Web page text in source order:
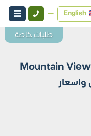
English
ماونتن فيو سيدي عبد الرحمن Mountain View
طلبات خاصة